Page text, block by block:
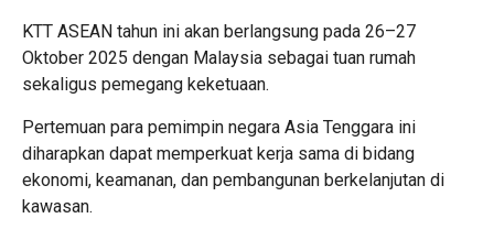
KTT ASEAN tahun ini akan berlangsung pada 26–27
Oktober 2025 dengan Malaysia sebagai tuan rumah
sekaligus pemegang keketuaan.
Pertemuan para pemimpin negara Asia Tenggara ini
diharapkan dapat memperkuat kerja sama di bidang
ekonomi, keamanan, dan pembangunan berkelanjutan di
kawasan.